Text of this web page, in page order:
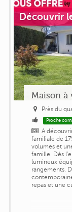
Découvrir
Maison à
Près du
Proche
A
familiale de
volumes et
famille. Dès
lumineux
rangements.
repas et une